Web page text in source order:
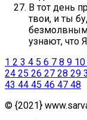
В тот день
твои, и ты
узнают, что
1 2 3 4 5 6 7 8 9 10
24 25 26 27 28 29
43 44 45 46 47 48
© {2021}